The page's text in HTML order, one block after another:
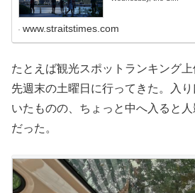
www.straitstimes.com
たとえば観光スポットランキング上
先週末の土曜日に行ってきた。入
いたものの、ちょっと中へ入ると
だった。